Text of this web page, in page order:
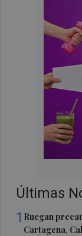
Últimas
1 Ruegan
Cartagena,